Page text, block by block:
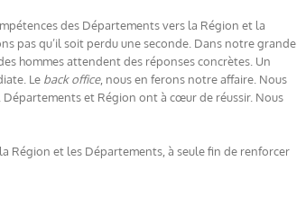
des Départements vers la Région et la
pas qu’il soit perdu une seconde. Dans notre grande
hommes attendent des réponses concrètes. Un
Le back office, nous en ferons notre affaire. Nous
et Région ont à cœur de réussir. Nous
Région et les Départements, à seule fin de renforcer